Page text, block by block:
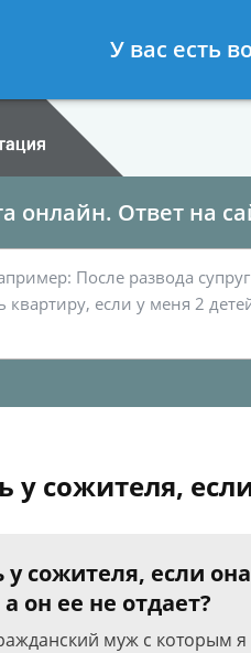
юрист, адвокат по
онлайн. Ответ на
у сожителя,
у сожителя, если
он ее не отдает?
муж с которым
У вас есть